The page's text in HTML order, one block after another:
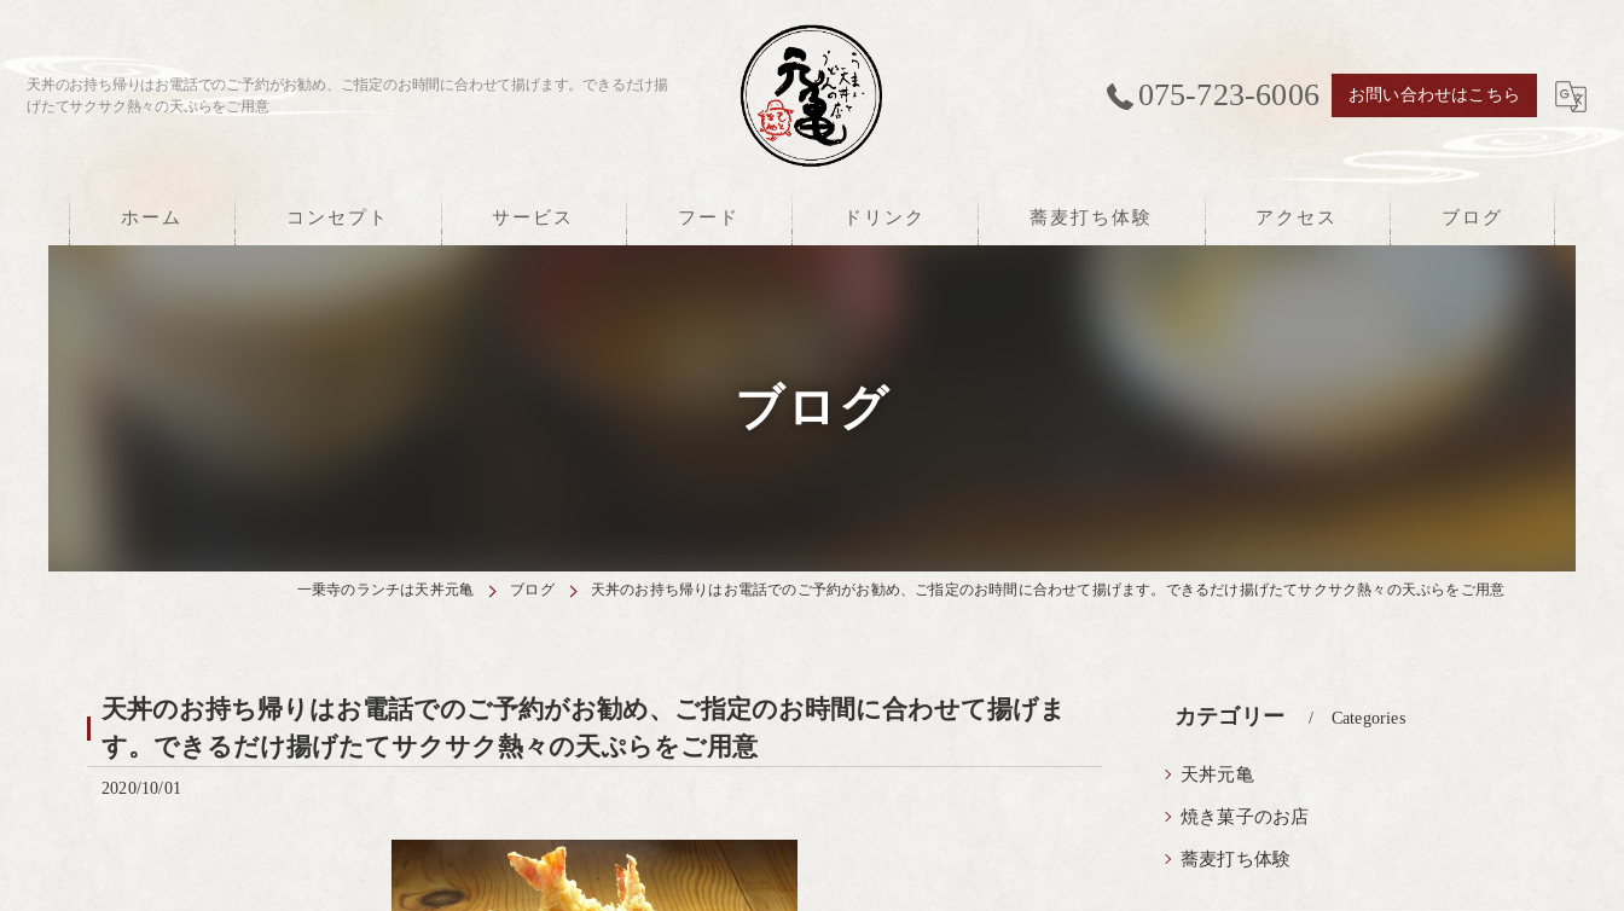
天丼のお持ち帰りはお電話でのご予約がお勧め、ご指定のお時間に合わせて揚げます。できるだけ揚
げたてサクサク熱々の天ぷらをご用意
075-723-6006 お問い合わせはこちら
ホーム コンセプト サービス フード ドリンク 蕎麦打ち体験 アクセス ブログ
ブログ
一乗寺のランチは天丼元亀 ブログ 天丼のお持ち帰りはお電話でのご予約がお勧め、ご指定のお時間に合わせて揚げます。できるだけ揚げたてサクサク熱々の天ぷらをご用意
天丼のお持ち帰りはお電話でのご予約がお勧め、ご指定のお時間に合わせて揚げま
す。できるだけ揚げたてサクサク熱々の天ぷらをご用意
2020/10/01
カテゴリー Categories
天丼元亀
焼き菓子のお店
蕎麦打ち体験